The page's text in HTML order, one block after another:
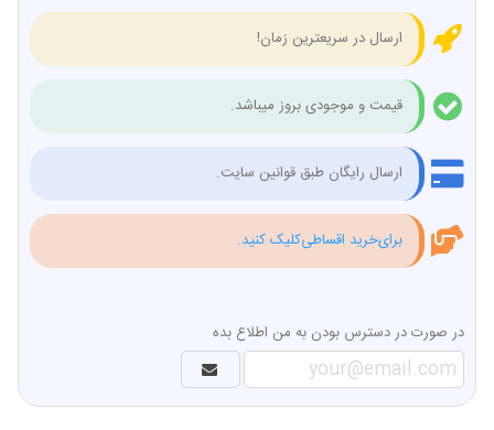
ارسال در سریعترین زمان!
قیمت و موجودی بروز میباشد.
ارسال رایگان طبق قوانین سایت.
برای‌خرید اقساطی‌کلیک کنید.
در صورت در دسترس بودن به من اطلاع بده